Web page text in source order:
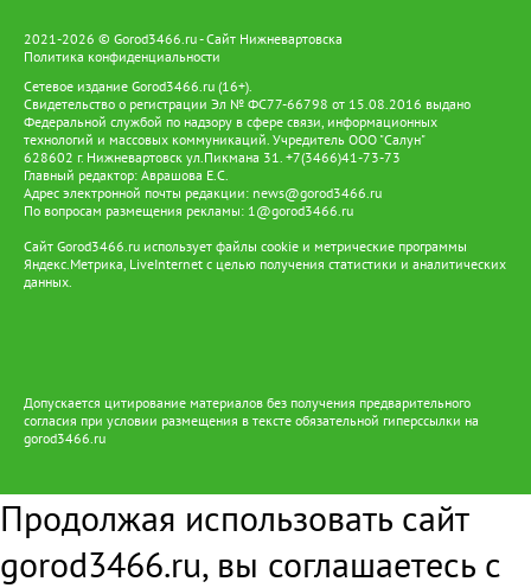
2021-2026 © Gorod3466.ru - Сайт Нижневартовска
Политика конфиденциальности
Сетевое издание Gorod3466.ru (16+).
Свидетельство о регистрации Эл № ФС77-66798 от 15.08.2016 выдано
Федеральной службой по надзору в сфере связи, информационных
технологий и массовых коммуникаций. Учредитель ООО "Салун"
628602 г. Нижневартовск ул.Пикмана 31. +7(3466)41-73-73
Главный редактор: Аврашова Е.С.
Адрес электронной почты редакции: news@gorod3466.ru
По вопросам размещения рекламы: 1@gorod3466.ru
Сайт Gorod3466.ru использует файлы cookie и метрические программы
Яндекс.Метрика, LiveInternet с целью получения статистики и аналитических
данных.
Допускается цитирование материалов без получения предварительного
согласия при условии размещения в тексте обязательной гиперссылки на
gorod3466.ru
Продолжая использовать сайт
gorod3466.ru, вы соглашаетесь с